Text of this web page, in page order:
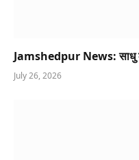
Jamshedpur News: साधु के
July 26, 2026